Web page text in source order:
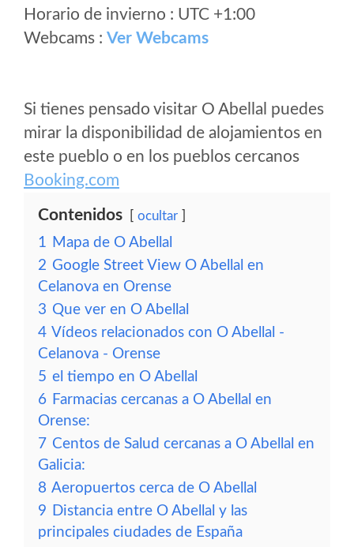
Horario de invierno : UTC +1:00
Webcams : Ver Webcams
Si tienes pensado visitar O Abellal puedes
mirar la disponibilidad de alojamientos en
este pueblo o en los pueblos cercanos
Booking.com
Contenidos ocultar
1 Mapa de O Abellal
2 Google Street View O Abellal en
Celanova en Orense
3 Que ver en O Abellal
4 Vídeos relacionados con O Abellal -
Celanova - Orense
5 el tiempo en O Abellal
6 Farmacias cercanas a O Abellal en
Orense:
7 Centos de Salud cercanas a O Abellal en
Galicia:
8 Aeropuertos cerca de O Abellal
9 Distancia entre O Abellal y las
principales ciudades de España